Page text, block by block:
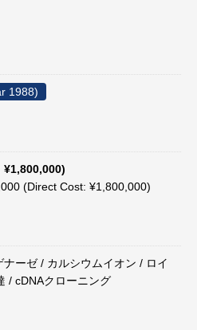
1988)
(Direct Cost: ¥1,800,000)
ーゼ / カルシウムイオン / ロイ
/ cDNAクローニング